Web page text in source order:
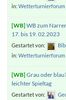
in: Wetterturnierforum
WB zum
17. bis 19. 02.2023
Gestartet von:
in: Wetterturnierforum
Grau oder
leichter Spieltag
Gestartet von: